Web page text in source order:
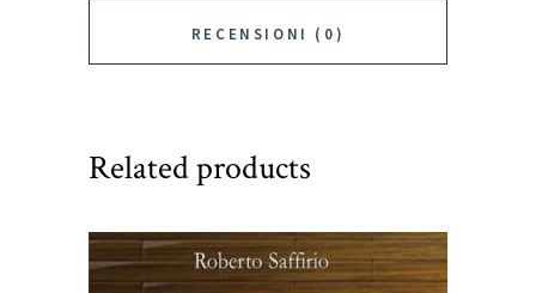
RECENSIONI (0)
Related products